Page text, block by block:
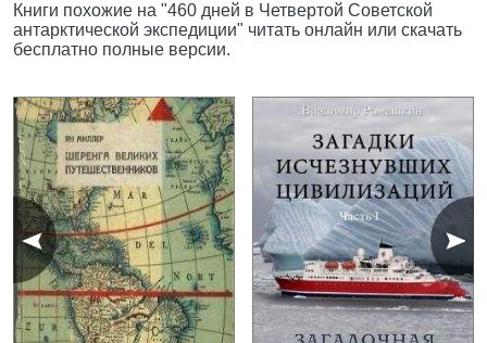
Книги похожие на "460 дней в Четвертой Советской
антарктической экспедиции" читать онлайн или скачать
бесплатно полные версии.